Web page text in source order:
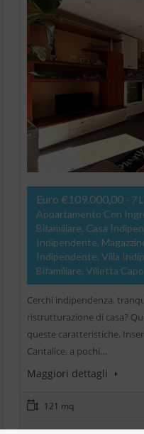
Euro €109.000,00 - 7
Appartamento Con
Bifamiliare, Casa
Indipendente,
Indipendente, Villa
Bifamiliare, Villetta
Cerchi indipendenza,
ristrutturazione di casa?
queste caratteristiche.
Cantalice, a pochi…
Maggiori dettagli
121 mq